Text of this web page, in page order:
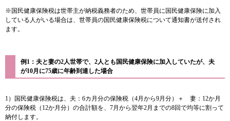
※国民健康保険税は世帯主が納税義務者のため、世帯員に国民健康保険に加入
している人がいる場合は、世帯員の国民健康保険税について通知書が送付され
ます。
例1：夫と妻の2人世帯で、2人とも国民健康保険に加入していたが、夫
が10月に75歳に年齢到達した場合
1）国民健康保険税は、夫：6カ月分の保険税（4月から9月分）＋ 妻：12か月
分の保険税（12か月分）の合計額を、7月から翌年2月までの8回で均等に割って
納付します。